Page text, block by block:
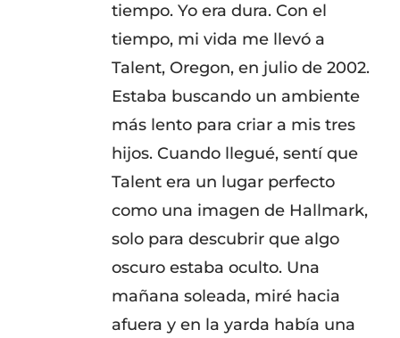
tiempo. Yo era dura. Con el
tiempo, mi vida me llevó a
Talent, Oregon, en julio de 2002.
Estaba buscando un ambiente
más lento para criar a mis tres
hijos. Cuando llegué, sentí que
Talent era un lugar perfecto
como una imagen de Hallmark,
solo para descubrir que algo
oscuro estaba oculto. Una
mañana soleada, miré hacia
afuera y en la yarda había una